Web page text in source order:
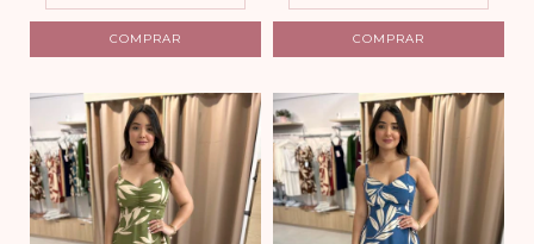
COMPRAR COMPRAR